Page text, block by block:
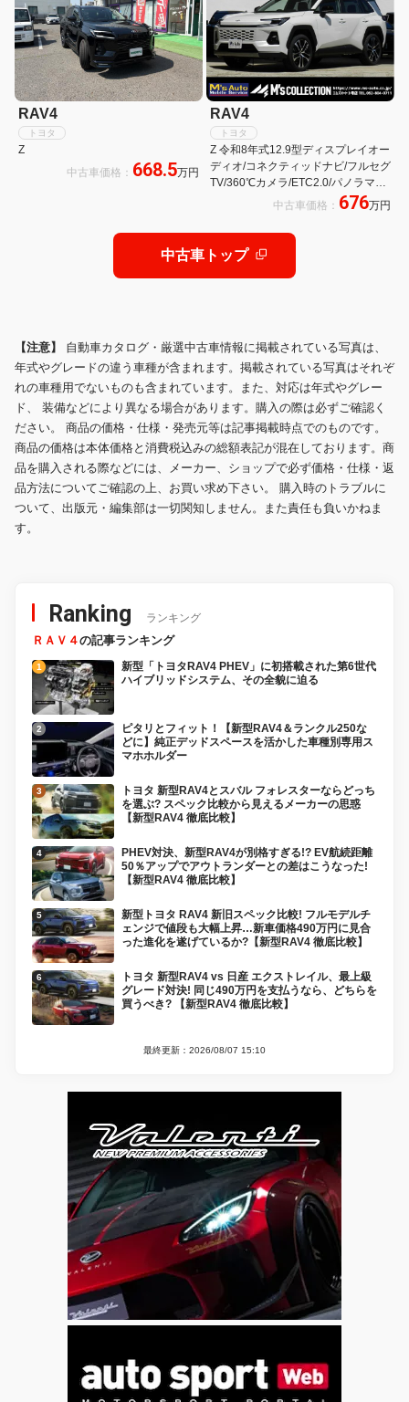
RAV4
トヨタ
Z
中古車価格： 668.5万円
RAV4
トヨタ
Z 令和8年式12.9型ディスプレイオー
ディオ/コネクティッドナビ/フルセグ
TV/360℃カメラ/ETC2.0/パノラマム
ーンルーフ/20インチホイール/スペ
中古車価格： 676万円
中古車トップ
【注意】 自動車カタログ・厳選中古車情報に掲載されている写真は、
年式やグレードの違う車種が含まれます。掲載されている写真はそれぞ
れの車種用でないものも含まれています。また、対応は年式やグレー
ド、 装備などにより異なる場合があります。購入の際は必ずご確認く
ださい。 商品の価格・仕様・発売元等は記事掲載時点でのものです。
商品の価格は本体価格と消費税込みの総額表記が混在しております。商
品を購入される際などには、メーカー、ショップで必ず価格・仕様・返
品方法についてご確認の上、お買い求め下さい。 購入時のトラブルに
ついて、出版元・編集部は一切関知しません。また責任も負いかねま
す。
Ranking ランキング
ＲＡＶ４の記事ランキング
新型「トヨタRAV4 PHEV」に初搭載された第6世代
ハイブリッドシステム、その全貌に迫る
ピタリとフィット！【新型RAV4＆ランクル250な
どに】純正デッドスペースを活かした車種別専用ス
マホホルダー
トヨタ 新型RAV4とスバル フォレスターならどっち
を選ぶ? スペック比較から見えるメーカーの思惑
【新型RAV4 徹底比較】
PHEV対決、新型RAV4が別格すぎる!? EV航続距離
50％アップでアウトランダーとの差はこうなった!
【新型RAV4 徹底比較】
新型トヨタ RAV4 新旧スペック比較! フルモデルチ
ェンジで値段も大幅上昇…新車価格490万円に見合
った進化を遂げているか?【新型RAV4 徹底比較】
トヨタ 新型RAV4 vs 日産 エクストレイル、最上級
グレード対決! 同じ490万円を支払うなら、どちらを
買うべき? 【新型RAV4 徹底比較】
最終更新：2026/08/07 15:10